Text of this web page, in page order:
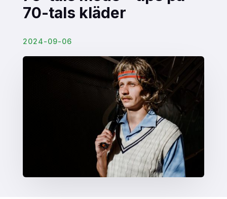
70-tals kläder
2024-09-06